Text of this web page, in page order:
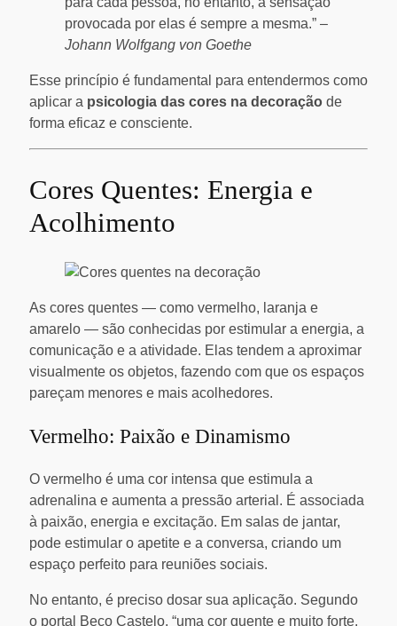
provocada por elas é sempre a mesma.” –
Johann Wolfgang von Goethe
Esse princípio é fundamental para entendermos como
aplicar a psicologia das cores na decoração de
forma eficaz e consciente.
Cores Quentes: Energia e
Acolhimento
As cores quentes — como vermelho, laranja e
amarelo — são conhecidas por estimular a energia, a
comunicação e a atividade. Elas tendem a aproximar
visualmente os objetos, fazendo com que os espaços
pareçam menores e mais acolhedores.
Vermelho: Paixão e Dinamismo
O vermelho é uma cor intensa que estimula a
adrenalina e aumenta a pressão arterial. É associada
à paixão, energia e excitação. Em salas de jantar,
pode estimular o apetite e a conversa, criando um
espaço perfeito para reuniões sociais.
No entanto, é preciso dosar sua aplicação. Segundo
o portal Beco Castelo, “uma cor quente e muito forte.